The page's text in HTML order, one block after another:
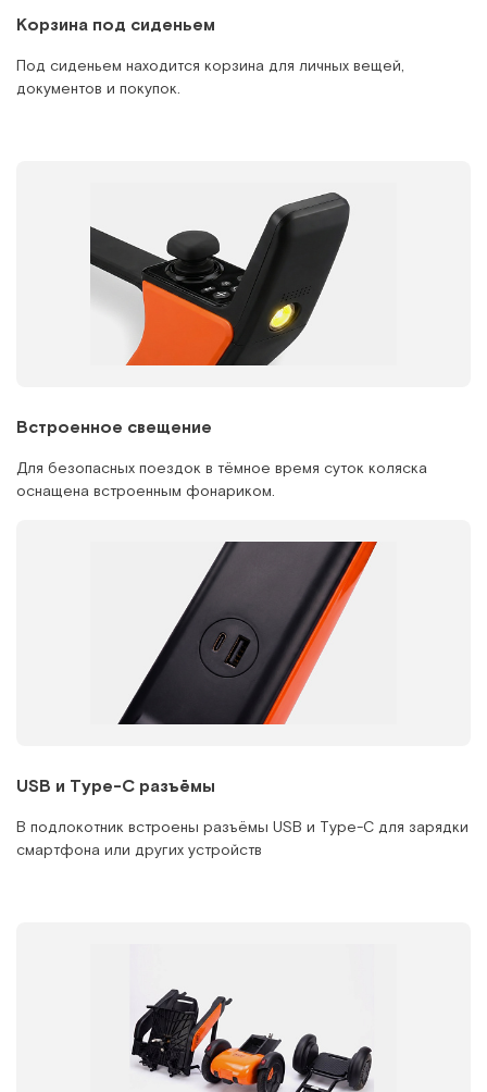
Корзина под сиденьем
Под сиденьем находится корзина для личных вещей,
документов и покупок.
Встроенное свещение
Для безопасных поездок в тёмное время суток коляска
оснащена встроенным фонариком.
USB и Type-C разъёмы
В подлокотник встроены разъёмы USB и Type-C для зарядки
смартфона или других устройств